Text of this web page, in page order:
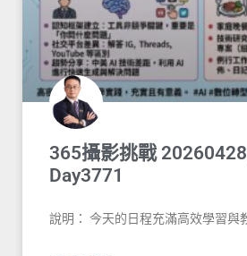
365攝影挑戰
Day3771
說明： 今天的日程充滿高效學習與